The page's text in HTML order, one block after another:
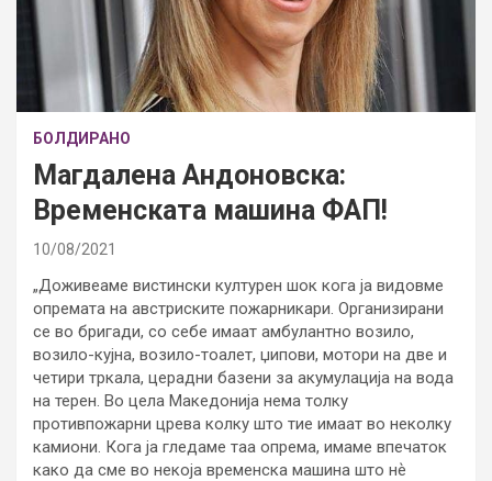
БОЛДИРАНО
Магдалена Андоновска:
Временската машина ФАП!
10/08/2021
„Доживеаме вистински културен шок кога ја видовме
опремата на австриските пожарникари. Организирани
се во бригади, со себе имаат амбулантно возило,
возило-кујна, возило-тоалет, џипови, мотори на две и
четири тркала, церадни базени за акумулација на вода
на терен. Во цела Македонија нема толку
противпожарни црева колку што тие имаат во неколку
камиони. Кога ја гледаме таа опрема, имаме впечаток
како да сме во некоја временска машина што нѐ